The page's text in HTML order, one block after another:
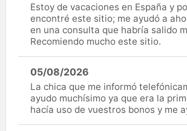
Estoy de vacaciones en España y
encontré este sitio; me ayudó a
en una consulta que habría salido
Recomiendo mucho este sitio.
05/08/2026
La chica que me informó
ayudo muchísimo ya que era la
hacía uso de vuestros bonos y me